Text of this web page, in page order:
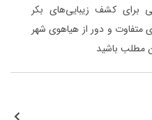
برای کشف زیبایی‌های بکر
متفاوت و دور از هیاهوی شهر
مطلب باشید